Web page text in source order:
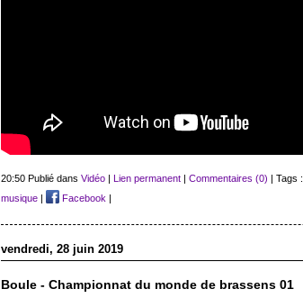
20:50 Publié dans Vidéo| Lien permanent| Commentaires (0) | Tags :
musique| Facebook |
vendredi, 28 juin 2019
Boule - Championnat du monde de brassens 01